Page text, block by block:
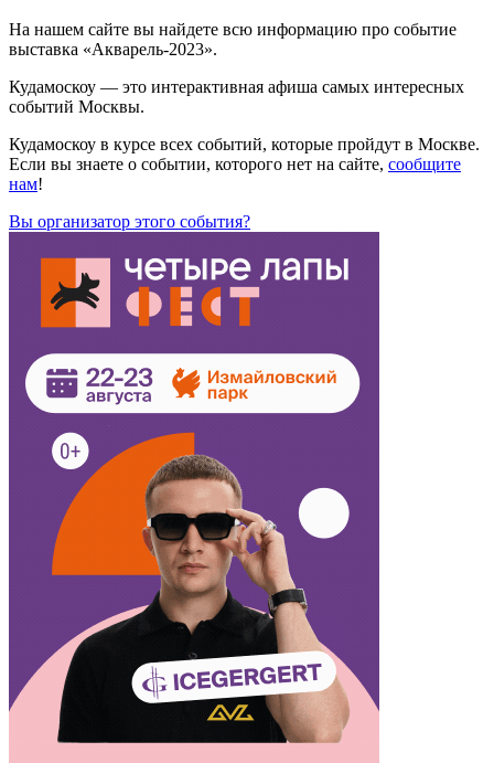
На нашем сайте вы найдете всю информацию про событие
выставка «Акварель-2023».
Кудамоскоу — это интерактивная афиша самых интересных
событий Москвы.
Кудамоскоу в курсе всех событий, которые пройдут в Москве.
Если вы знаете о событии, которого нет на сайте, сообщите
нам!
Вы организатор этого события?